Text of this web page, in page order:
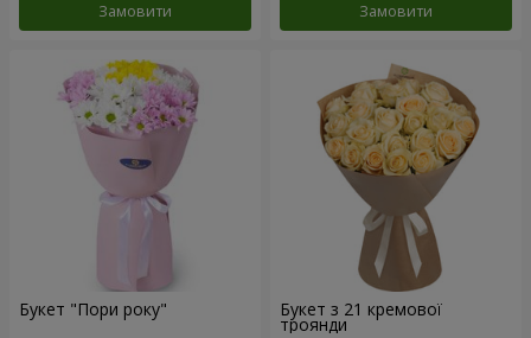
Замовити Замовити
Букет "Пори року" Букет з 21 кремової
троянди